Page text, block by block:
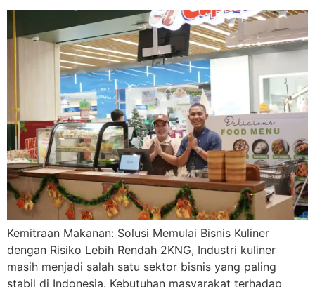
Kemitraan Makanan: Solusi Memulai Bisnis Kuliner
dengan Risiko Lebih Rendah 2KNG, Industri kuliner
masih menjadi salah satu sektor bisnis yang paling
stabil di Indonesia. Kebutuhan masyarakat terhadap